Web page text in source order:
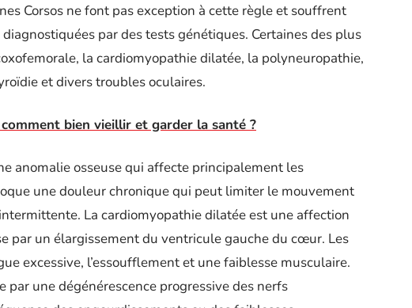
Corsos ne font pas exception à cette règle et souffrent
par des tests génétiques. Certaines des plus
la cardiomyopathie dilatée, la polyneuropathie,
et divers troubles oculaires.
bien vieillir et garder la santé ?
anomalie osseuse qui affecte principalement les
une douleur chronique qui peut limiter le mouvement
La cardiomyopathie dilatée est une affection
par un élargissement du ventricule gauche du cœur. Les
excessive, l’essoufflement et une faiblesse musculaire.
par une dégénérescence progressive des nerfs